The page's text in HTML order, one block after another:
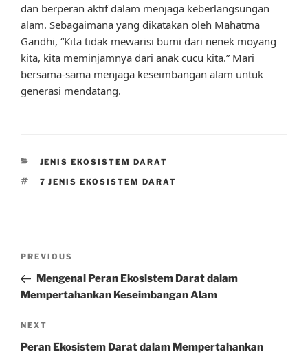
dan berperan aktif dalam menjaga keberlangsungan
alam. Sebagaimana yang dikatakan oleh Mahatma
Gandhi, “Kita tidak mewarisi bumi dari nenek moyang
kita, kita meminjamnya dari anak cucu kita.” Mari
bersama-sama menjaga keseimbangan alam untuk
generasi mendatang.
CATEGORIES
JENIS EKOSISTEM DARAT
TAGS
7 JENIS EKOSISTEM DARAT
Previous
Post
PREVIOUS
Mengenal Peran Ekosistem Darat dalam
Mempertahankan Keseimbangan Alam
Next
Post
NEXT
Peran Ekosistem Darat dalam Mempertahankan